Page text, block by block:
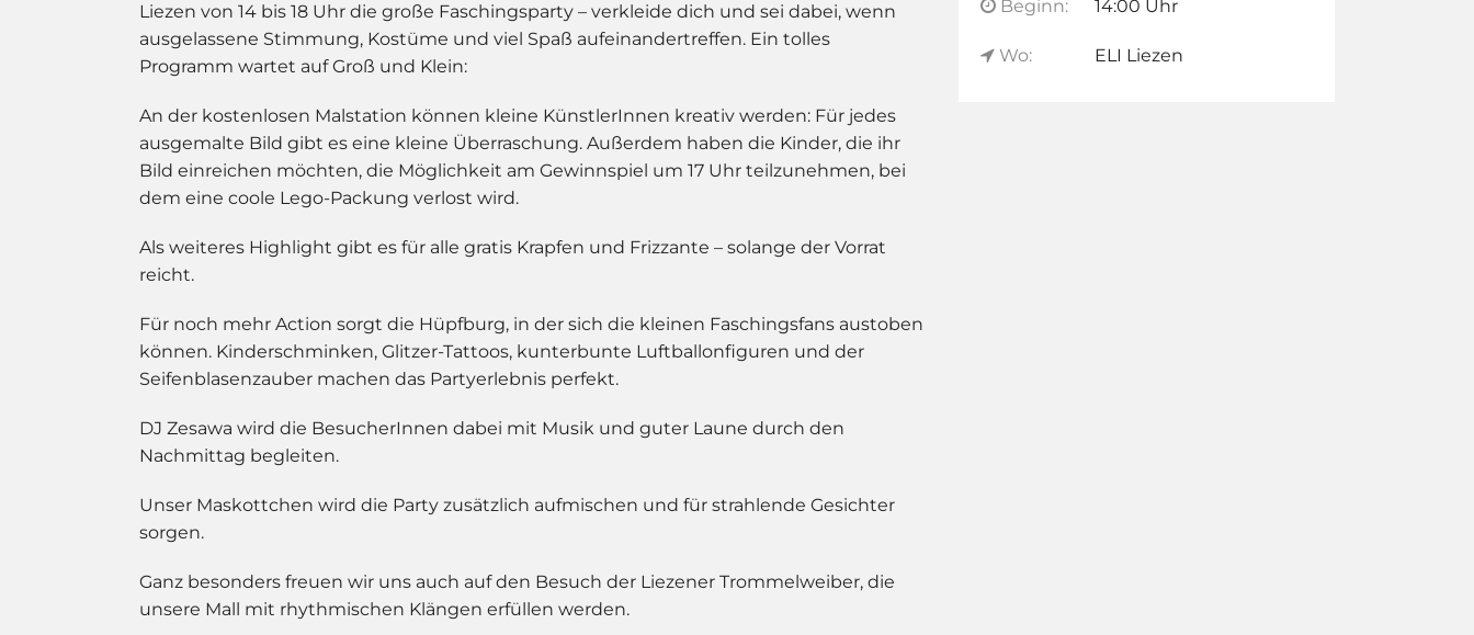
Liezen von 14 bis 18 Uhr die große Faschingsparty – verkleide dich und sei dabei, wenn
ausgelassene Stimmung, Kostüme und viel Spaß aufeinandertreffen. Ein tolles
Programm wartet auf Groß und Klein:
An der kostenlosen Malstation können kleine KünstlerInnen kreativ werden: Für jedes
ausgemalte Bild gibt es eine kleine Überraschung. Außerdem haben die Kinder, die ihr
Bild einreichen möchten, die Möglichkeit am Gewinnspiel um 17 Uhr teilzunehmen, bei
dem eine coole Lego-Packung verlost wird.
Als weiteres Highlight gibt es für alle gratis Krapfen und Frizzante – solange der Vorrat
reicht.
Für noch mehr Action sorgt die Hüpfburg, in der sich die kleinen Faschingsfans austoben
können. Kinderschminken, Glitzer-Tattoos, kunterbunte Luftballonfiguren und der
Seifenblasenzauber machen das Partyerlebnis perfekt.
DJ Zesawa wird die BesucherInnen dabei mit Musik und guter Laune durch den
Nachmittag begleiten.
Unser Maskottchen wird die Party zusätzlich aufmischen und für strahlende Gesichter
sorgen.
Ganz besonders freuen wir uns auch auf den Besuch der Liezener Trommelweiber, die
unsere Mall mit rhythmischen Klängen erfüllen werden.
Beginn: 14:00 Uhr
Wo: ELI Liezen